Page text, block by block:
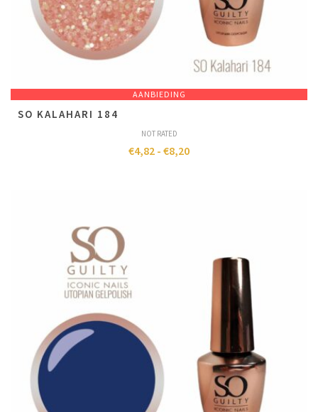
AANBIEDING
SO KALAHARI 184
NOT RATED
€4,82 - €8,20